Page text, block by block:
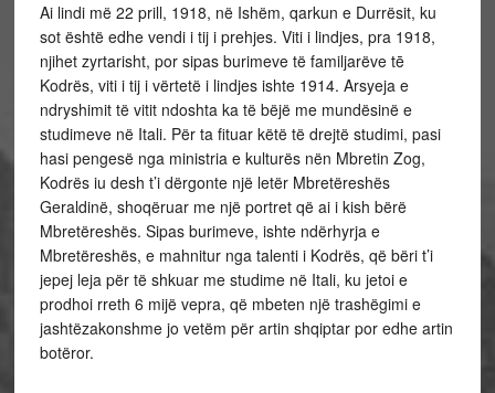
Ai lindi më 22 prill, 1918, në Ishëm, qarkun e Durrësit, ku
sot është edhe vendi i tij i prehjes. Viti i lindjes, pra 1918,
njihet zyrtarisht, por sipas burimeve të familjarëve tē
Kodrës, viti i tij i vërtetë i lindjes ishte 1914. Arsyeja e
ndryshimit të vitit ndoshta ka të bëjë me mundësinë e
studimeve në Itali. Për ta fituar këtë të drejtë studimi, pasi
hasi pengesë nga ministria e kulturës nën Mbretin Zog,
Kodrës iu desh t’i dërgonte një letër Mbretëreshës
Geraldinë, shoqëruar me një portret që ai i kish bërë
Mbretëreshës. Sipas burimeve, ishte ndërhyrja e
Mbretëreshës, e mahnitur nga talenti i Kodrës, që bëri t’i
jepej leja për të shkuar me studime në Itali, ku jetoi e
prodhoi rreth 6 mijë vepra, që mbeten një trashëgimi e
jashtëzakonshme jo vetëm për artin shqiptar por edhe artin
botëror.